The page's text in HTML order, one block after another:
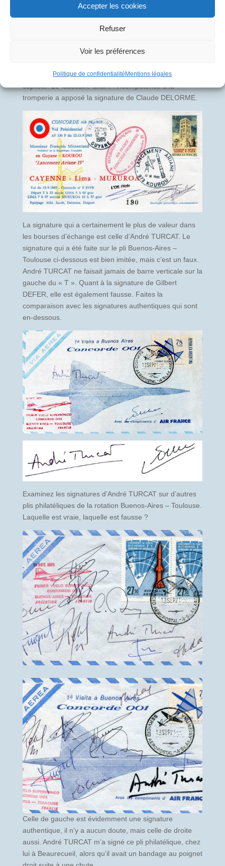
Accepter les cookies
Refuser
Voir les préférences
Politique de confidentialitéMentions légales
L’Officier Pilote de Ligne Jean-Claude DELORME a volé
sur Concorde de 1978 à 1985, le commandant de bord
pli ci-dessous a été réalisé à l’occasion du vol
Jean-Claude DELORME assurait les fonctions de
copilote. Le faussaire alliant l’incompétence à la
tromperie a apposé la signature de Claude DELORME.
La signature qui a certainement le plus de valeur dans
les bourses d’échange est celle d’André TURCAT. Le
signature qui a été faite sur le pli Buenos-Aires –
Toulouse ci-dessous est bien imitée, mais c’est un faux.
André TURCAT ne faisait jamais de barre verticale sur la
gauche du « T ». Quant à la signature de Gilbert
DEFER, elle est également fausse. Faites la
comparaison avec les signatures authentiques qui sont
en-dessous.
Examinez les signatures d’André TURCAT sur d’autres
plis philatéliques de la rotation Buenos-Aires – Toulouse.
Laquelle est vraie, laquelle est fausse ?
Celle de gauche est évidemment une signature
authentique, il n’y a aucun doute, mais celle de droite
aussi. André TURCAT m’a signé ce pli philatélique, chez
lui à Beaurecueil, alors qu’il avait un bandage au poignet